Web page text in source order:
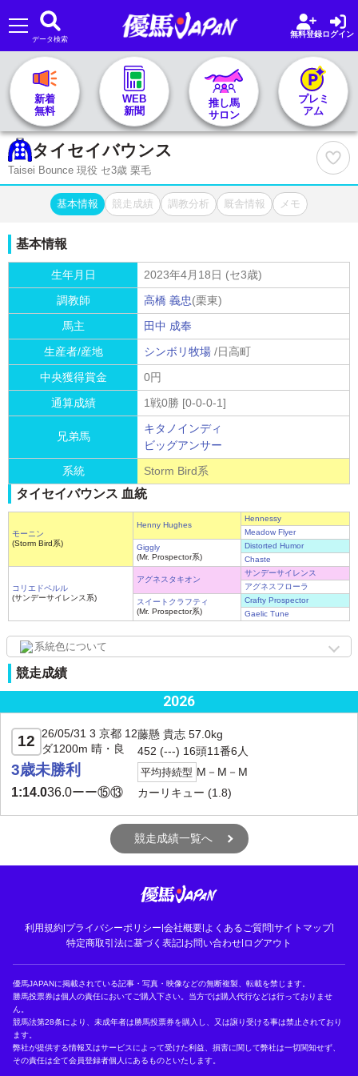
🏇 推し馬サロンTOP
レース一覧
プラン案内
データ検索
無料登録ログイン
新着
無料
WEB
新聞
推し馬
サロン
プレミ
アム
タイセイバウンス
Taisei Bounce 現役 セ3歳 栗毛
基本情報 競走成績 調教分析 厩舎情報 メモ
基本情報
生年月日
2023年4月18日 (セ3歳)
調教師
高橋 義忠(栗東)
馬主
田中 成奉
生産者/産地
シンボリ牧場 /日高町
中央獲得賞金
0円
通算成績
1戦0勝 [0-0-0-1]
兄弟馬
キタノインディ
ビッグアンサー
系統
Storm Bird系
タイセイバウンス 血統
モーニン
(Storm Bird系)
Henny Hughes
Hennessy
Meadow Flyer
Giggly
(Mr. Prospector系)
Distorted Humor
Chaste
コリエドペルル
(サンデーサイレンス系)
アグネスタキオン
サンデーサイレンス
アグネスフローラ
スイートクラフティ
(Mr. Prospector系)
Crafty Prospector
Gaelic Tune
系統色について
競走成績
2026
12
26/05/31 3 京都 12
ダ1200m 晴・良
3歳未勝利
1:14.036.0ーー⑮⑬
藤懸 貴志 57.0kg
452 (---) 16頭11番6人
平均持続型 M－M－M
カーリキュー (1.8)
競走成績一覧へ
利用規約| プライバシーポリシー 会社概要| よくあるご質問 サイトマップ|
特定商取引法に基づく表記 お問い合わせ ログアウト
優馬JAPANに掲載されている記事・写真・映像などの無断複製、転載を禁じます。
勝馬投票券は個人の責任においてご購入下さい。当方では購入代行などは行っておりませ
ん。
競馬法第28条により、未成年者は勝馬投票券を購入し、又は譲り受ける事は禁止されており
ます。
弊社が提供する情報又はサービスによって受けた利益、損害に関して弊社は一切関知せず、
その責任は全て会員登録者個人にあるものといたします。